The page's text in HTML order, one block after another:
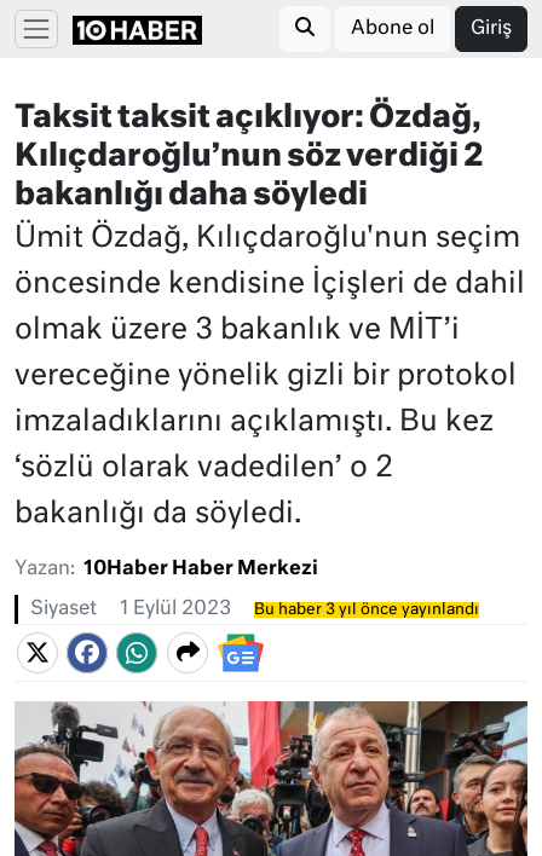
Abone ol Giriş
Taksit taksit açıklıyor: Özdağ,
Kılıçdaroğlu’nun söz verdiği 2
bakanlığı daha söyledi
Ümit Özdağ, Kılıçdaroğlu'nun seçim
öncesinde kendisine İçişleri de dahil
olmak üzere 3 bakanlık ve MİT’i
vereceğine yönelik gizli bir protokol
imzaladıklarını açıklamıştı. Bu kez
‘sözlü olarak vadedilen’ o 2
bakanlığı da söyledi.
Yazan: 10Haber Haber Merkezi
Siyaset 1 Eylül 2023 Bu haber 3 yıl önce yayınlandı